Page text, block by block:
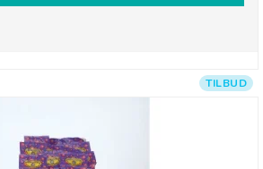
TILBUD